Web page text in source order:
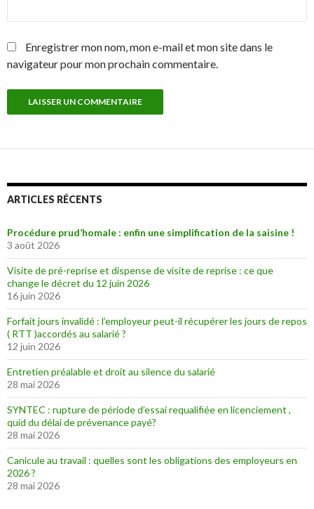
Enregistrer mon nom, mon e-mail et mon site dans le
navigateur pour mon prochain commentaire.
ARTICLES RÉCENTS
Procédure prud’homale : enfin une simplification de la saisine !
3 août 2026
Visite de pré-reprise et dispense de visite de reprise : ce que
change le décret du 12 juin 2026
16 juin 2026
Forfait jours invalidé : l’employeur peut-il récupérer les jours de repos
( RTT )accordés au salarié ?
12 juin 2026
Entretien préalable et droit au silence du salarié
28 mai 2026
SYNTEC : rupture de période d’essai requalifiée en licenciement ,
quid du délai de prévenance payé?
28 mai 2026
Canicule au travail : quelles sont les obligations des employeurs en
2026 ?
28 mai 2026